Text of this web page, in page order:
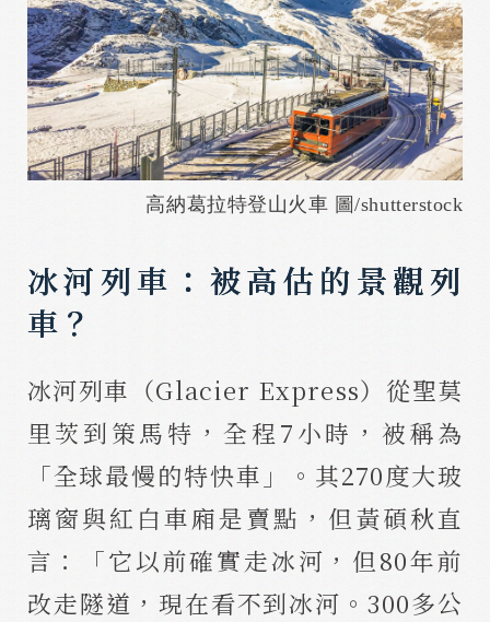
高納葛拉特登山火車 圖/shutterstock
冰河列車：被高估的景觀列
車？
冰河列車（Glacier Express）從聖莫
里茨到策馬特，全程7小時，被稱為
「全球最慢的特快車」。其270度大玻
璃窗與紅白車廂是賣點，但黃碩秋直
言：「它以前確實走冰河，但80年前
改走隧道，現在看不到冰河。300多公